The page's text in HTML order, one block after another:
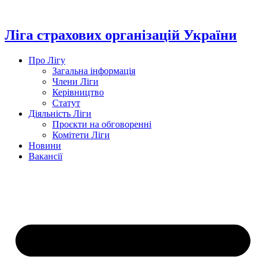
вмісту
Ліга страхових організацій України
Про Лігу
Загальна інформація
Члени Ліги
Керівництво
Статут
Діяльність Ліги
Проєкти на обговоренні
Комітети Ліги
Новини
Вакансії